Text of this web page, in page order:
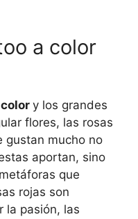
a color
y los grandes
flores, las rosas
gustan mucho no
aportan, sino
que
rojas son
la pasión, las